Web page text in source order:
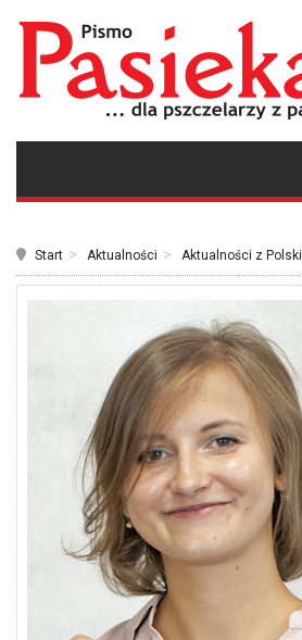
Start Aktualności Aktualności z Polski